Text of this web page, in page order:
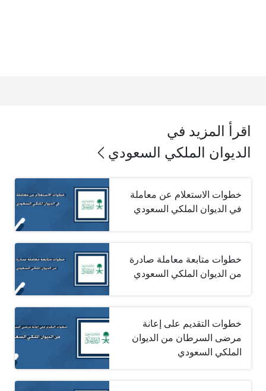
اقرأ المزيد في
الديوان الملكي السعودي
خطوات الاستعلام عن معاملة
في الديوان الملكي السعودي
خطوات متابعة معاملة صادرة
من الديوان الملكي السعودي
خطوات التقديم على إعانة
مرضى السرطان من الديوان
الملكي السعودي